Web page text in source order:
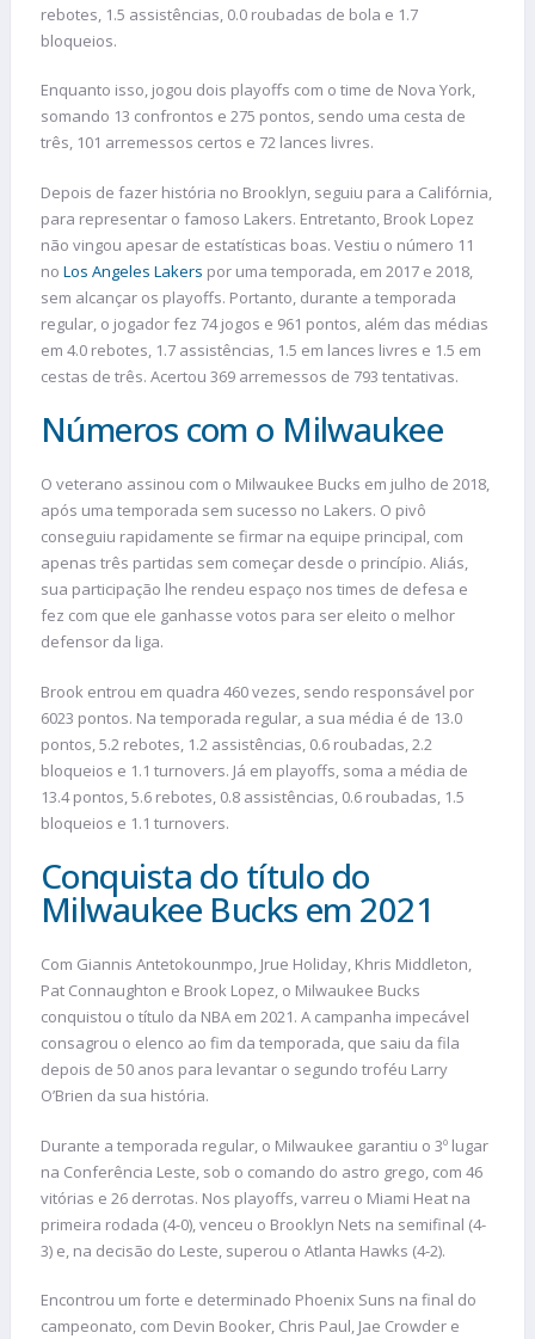
rebotes, 1.5 assistências, 0.0 roubadas de bola e 1.7
bloqueios.
Enquanto isso, jogou dois playoffs com o time de Nova York,
somando 13 confrontos e 275 pontos, sendo uma cesta de
três, 101 arremessos certos e 72 lances livres.
Depois de fazer história no Brooklyn, seguiu para a Califórnia,
para representar o famoso Lakers. Entretanto, Brook Lopez
não vingou apesar de estatísticas boas. Vestiu o número 11
no Los Angeles Lakers por uma temporada, em 2017 e 2018,
sem alcançar os playoffs. Portanto, durante a temporada
regular, o jogador fez 74 jogos e 961 pontos, além das médias
em 4.0 rebotes, 1.7 assistências, 1.5 em lances livres e 1.5 em
cestas de três. Acertou 369 arremessos de 793 tentativas.
Números com o Milwaukee
O veterano assinou com o Milwaukee Bucks em julho de 2018,
após uma temporada sem sucesso no Lakers. O pivô
conseguiu rapidamente se firmar na equipe principal, com
apenas três partidas sem começar desde o princípio. Aliás,
sua participação lhe rendeu espaço nos times de defesa e
fez com que ele ganhasse votos para ser eleito o melhor
defensor da liga.
Brook entrou em quadra 460 vezes, sendo responsável por
6023 pontos. Na temporada regular, a sua média é de 13.0
pontos, 5.2 rebotes, 1.2 assistências, 0.6 roubadas, 2.2
bloqueios e 1.1 turnovers. Já em playoffs, soma a média de
13.4 pontos, 5.6 rebotes, 0.8 assistências, 0.6 roubadas, 1.5
bloqueios e 1.1 turnovers.
Conquista do título do
Milwaukee Bucks em 2021
Com Giannis Antetokounmpo, Jrue Holiday, Khris Middleton,
Pat Connaughton e Brook Lopez, o Milwaukee Bucks
conquistou o título da NBA em 2021. A campanha impecável
consagrou o elenco ao fim da temporada, que saiu da fila
depois de 50 anos para levantar o segundo troféu Larry
O’Brien da sua história.
Durante a temporada regular, o Milwaukee garantiu o 3º lugar
na Conferência Leste, sob o comando do astro grego, com 46
vitórias e 26 derrotas. Nos playoffs, varreu o Miami Heat na
primeira rodada (4-0), venceu o Brooklyn Nets na semifinal (4-
3) e, na decisão do Leste, superou o Atlanta Hawks (4-2).
Encontrou um forte e determinado Phoenix Suns na final do
campeonato, com Devin Booker, Chris Paul, Jae Crowder e